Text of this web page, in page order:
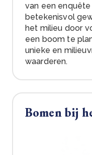
van een
betekenisvol
het milieu door
een boom te
unieke en
waarderen.
Bomen bij